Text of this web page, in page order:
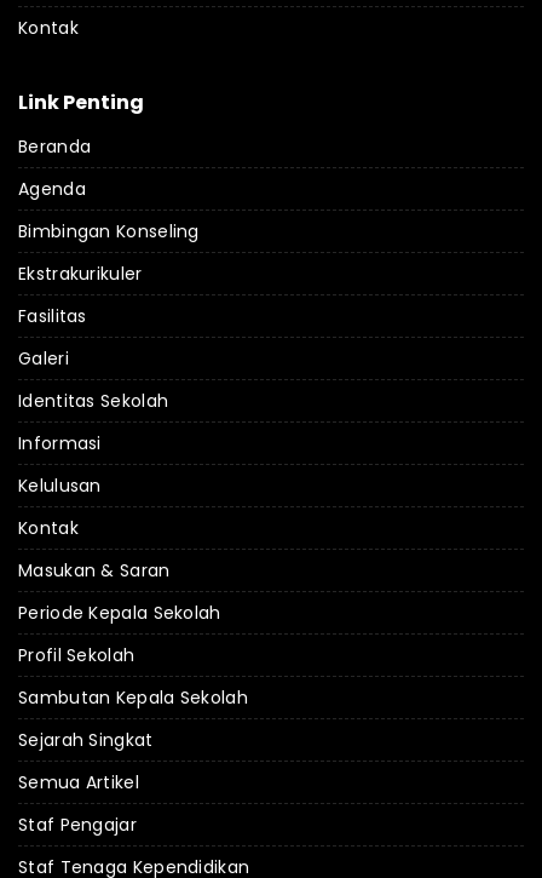
Kontak
Link Penting
Beranda
Agenda
Bimbingan Konseling
Ekstrakurikuler
Fasilitas
Galeri
Identitas Sekolah
Informasi
Kelulusan
Kontak
Masukan & Saran
Periode Kepala Sekolah
Profil Sekolah
Sambutan Kepala Sekolah
Sejarah Singkat
Semua Artikel
Staf Pengajar
Staf Tenaga Kependidikan